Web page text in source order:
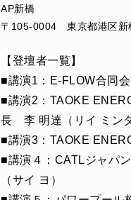
AP新橋
〒105-0004 東京都港区新
【登壇者一覧】
■講演1：E-FLOW合同
■講演2：TAOKE
長 李 明達（リイ ミンダ
■講演3：TAOKE
■講演４：CATLジャパ
（サイ ヨ）